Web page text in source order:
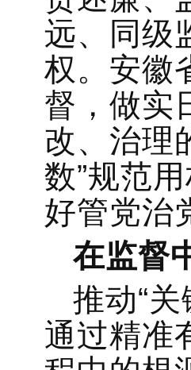
远、同级
权。安徽
督，做实
改、治理
数”规范
好管党治
在监督
推动“
通过精准